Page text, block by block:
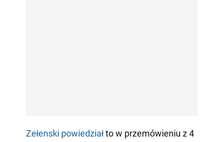
Zełenski powiedziałto w przemówieniu z 4